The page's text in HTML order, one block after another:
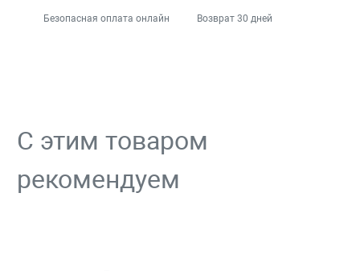
Безопасная оплата онлайн Возврат 30 дней
С этим товаром
рекомендуем